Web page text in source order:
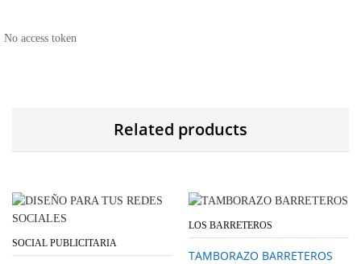
No access token
Related products
SOCIAL PUBLICITARIA
LOS BARRETEROS
TAMBORAZO BARRETEROS